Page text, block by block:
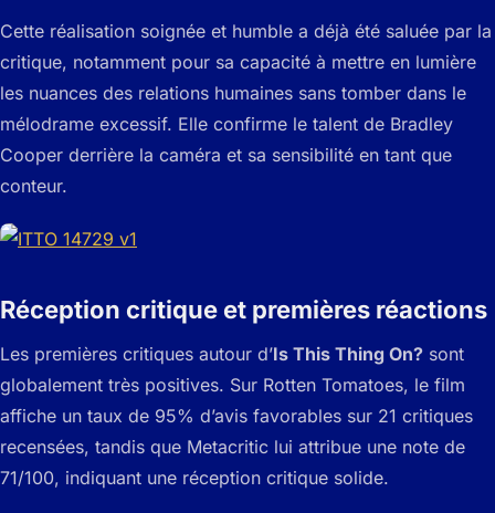
Cette réalisation soignée et humble a déjà été saluée par la
critique, notamment pour sa capacité à mettre en lumière
les nuances des relations humaines sans tomber dans le
mélodrame excessif. Elle confirme le talent de Bradley
Cooper derrière la caméra et sa sensibilité en tant que
conteur.
Réception critique et premières réactions
Les premières critiques autour d’Is This Thing On? sont
globalement très positives. Sur Rotten Tomatoes, le film
affiche un taux de 95% d’avis favorables sur 21 critiques
recensées, tandis que Metacritic lui attribue une note de
71/100, indiquant une réception critique solide.